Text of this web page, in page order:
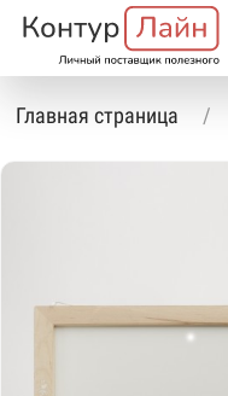
Главная страница